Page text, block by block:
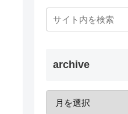
archive